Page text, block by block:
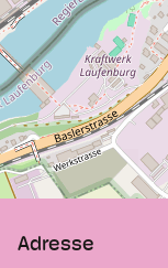
Adresse